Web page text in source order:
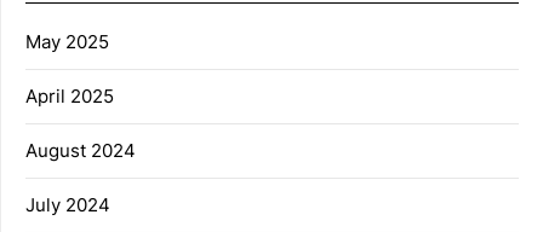
May 2025
April 2025
August 2024
July 2024